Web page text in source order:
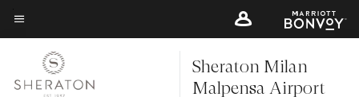
Skip
to
content
Testo del menu
Sheraton Milan
Malpensa Airport